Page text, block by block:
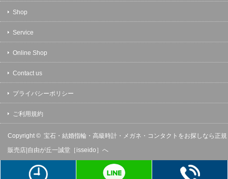
Shop
Service
Online Shop
Contact us
プライバシーポリシー
ご利用規約
Copyright © 宝石・結婚指輪・高級時計・メガネ・コンタクトをお探しなら正規
販売店|自由が丘一誠堂［isseido］へ